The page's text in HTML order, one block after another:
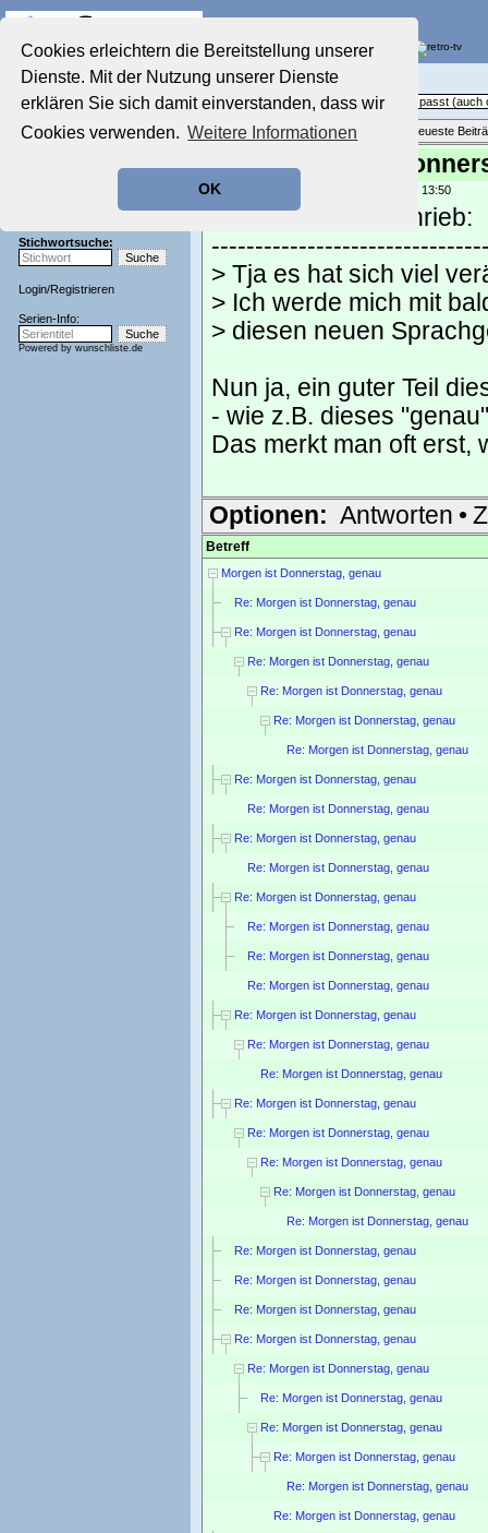
Cookies erleichtern die Bereitstellung unserer
Dienste. Mit der Nutzung unserer Dienste
erklären Sie sich damit einverstanden, dass wir
Cookies verwenden. Weitere Informationen
OK
Startseite
Aktuelles Forum
Film-Forum
Zeichentrick-Forum
Stichwortsuche:
Login/Registrieren
Serien-Info:
Powered by wunschliste.de
Sendeschluss!
Off Topic - Alles, was woanders nicht passt (auch
Themenübersicht • Neues Thema Neueste
Re: Morgen ist
geschrieben von: , 26.02.25 13:50
Elvira Klawitter schrieb:
> Tja es hat sich viel
> Ich werde mich mit
> diesen neuen
Nun ja, ein guter Teil
- wie z.B. dieses
Das merkt man oft erst,
Optionen: Antworten •
Betreff
Morgen ist Donnerstag, genau
Re: Morgen ist Donnerstag, genau
Re: Morgen ist Donnerstag, genau
Re: Morgen ist Donnerstag, genau
Re: Morgen ist Donnerstag, genau
Re: Morgen ist Donnerstag, genau
Re: Morgen ist Donnerstag, genau
Re: Morgen ist Donnerstag, genau
Re: Morgen ist Donnerstag, genau
Re: Morgen ist Donnerstag, genau
Re: Morgen ist Donnerstag, genau
Re: Morgen ist Donnerstag, genau
Re: Morgen ist Donnerstag, genau
Re: Morgen ist Donnerstag, genau
Re: Morgen ist Donnerstag, genau
Re: Morgen ist Donnerstag, genau
Re: Morgen ist Donnerstag, genau
Re: Morgen ist Donnerstag, genau
Re: Morgen ist Donnerstag, genau
Re: Morgen ist Donnerstag, genau
Re: Morgen ist Donnerstag, genau
Re: Morgen ist Donnerstag, genau
Re: Morgen ist Donnerstag, genau
Re: Morgen ist Donnerstag, genau
Re: Morgen ist Donnerstag, genau
Re: Morgen ist Donnerstag, genau
Re: Morgen ist Donnerstag, genau
Re: Morgen ist Donnerstag, genau
Re: Morgen ist Donnerstag, genau
Re: Morgen ist Donnerstag, genau
Re: Morgen ist Donnerstag, genau
Re: Morgen ist Donnerstag, genau
Re: Morgen ist Donnerstag, genau